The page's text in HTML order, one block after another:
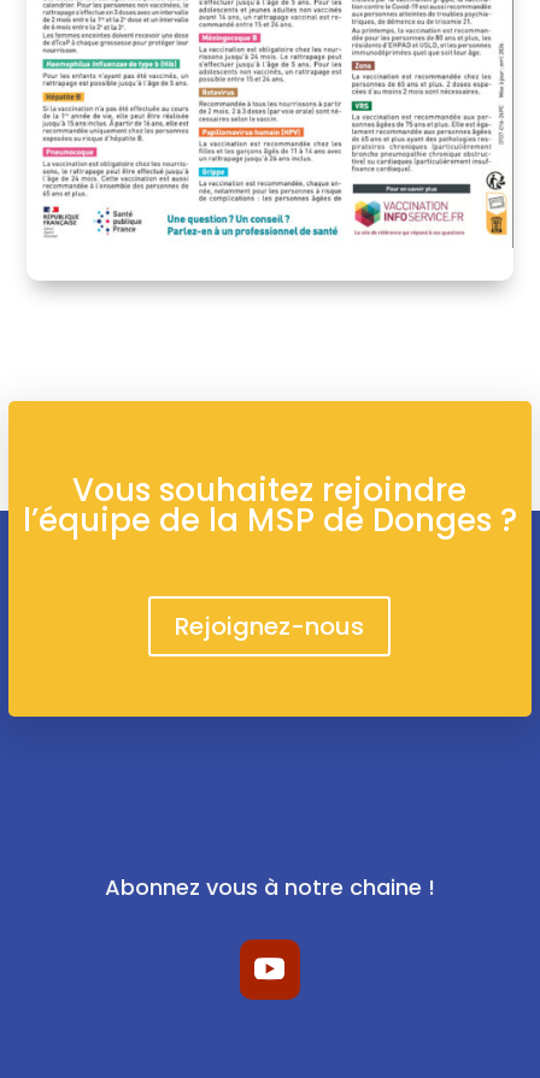
Vous souhaitez rejoindre
l’équipe de la MSP de Donges ?
Rejoignez-nous
Abonnez vous à notre chaine !